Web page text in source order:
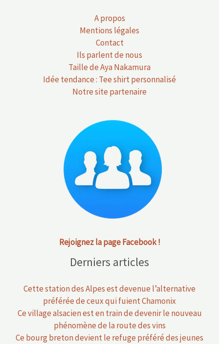
A propos
Mentions légales
Contact
Ils parlent de nous
Taille de Aya Nakamura
Idée tendance : Tee shirt personnalisé
Notre site partenaire
Rejoignez la page Facebook !
Derniers articles
Cette station des Alpes est devenue l’alternative
préférée de ceux qui fuient Chamonix
Ce village alsacien est en train de devenir le nouveau
phénomène de la route des vins
Ce bourg breton devient le refuge préféré des jeunes